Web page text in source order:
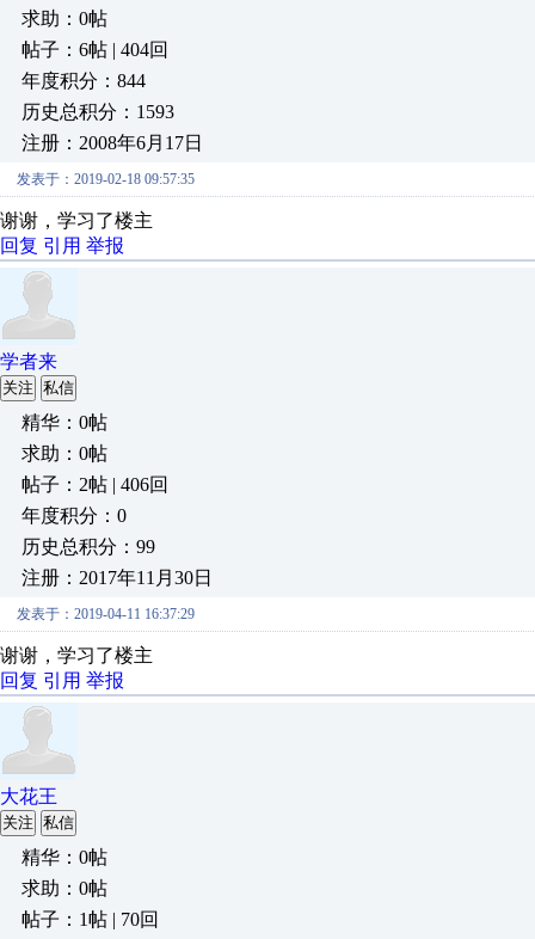
求助：0帖
帖子：6帖 | 404回
年度积分：844
历史总积分：1593
注册：2008年6月17日
发表于：2019-02-18 09:57:35
谢谢，学习了楼主
回复 引用 举报
学者来
关注 私信
精华：0帖
求助：0帖
帖子：2帖 | 406回
年度积分：0
历史总积分：99
注册：2017年11月30日
发表于：2019-04-11 16:37:29
谢谢，学习了楼主
回复 引用 举报
大花王
关注 私信
精华：0帖
求助：0帖
帖子：1帖 | 70回